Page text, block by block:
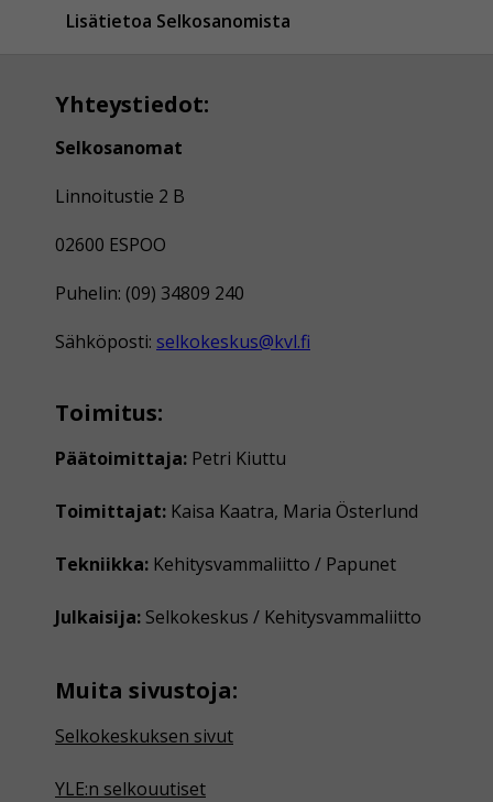
Lisätietoa Selkosanomista
Yhteystiedot:
Selkosanomat
Linnoitustie 2 B
02600 ESPOO
Puhelin: (09) 34809 240
Sähköposti: selkokeskus@kvl.fi
Toimitus:
Päätoimittaja: Petri Kiuttu
Toimittajat: Kaisa Kaatra, Maria Österlund
Tekniikka: Kehitysvammaliitto / Papunet
Julkaisija: Selkokeskus / Kehitysvammaliitto
Muita sivustoja:
Selkokeskuksen sivut
YLE:n selkouutiset